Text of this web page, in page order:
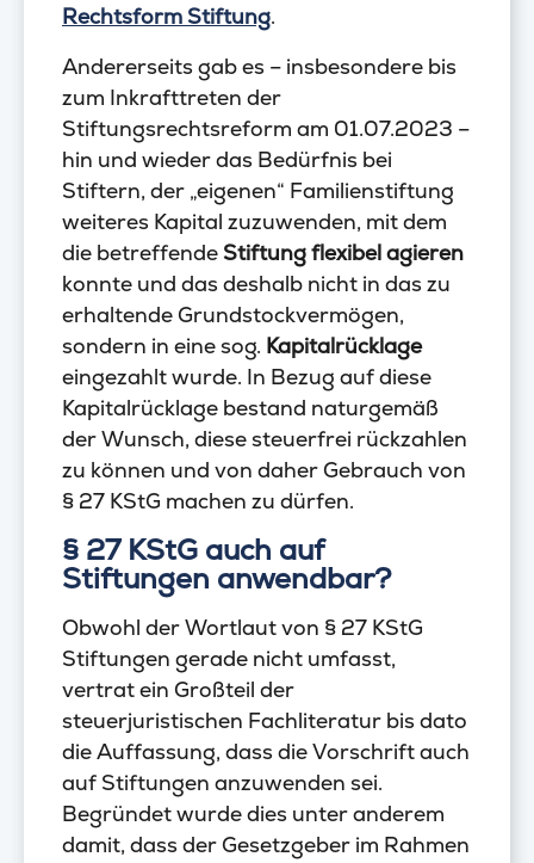
Rechtsform Stiftung.
Andererseits gab es – insbesondere bis
zum Inkrafttreten der
Stiftungsrechtsreform am 01.07.2023 –
hin und wieder das Bedürfnis bei
Stiftern, der „eigenen“ Familienstiftung
weiteres Kapital zuzuwenden, mit dem
die betreffendeStiftung flexibel agieren
konnte und das deshalb nicht in das zu
erhaltende Grundstockvermögen,
sondern in eine sog. Kapitalrücklage
eingezahlt wurde. In Bezug auf diese
Kapitalrücklage bestand naturgemäß
der Wunsch, diese steuerfrei rückzahlen
zu können und von daher Gebrauch von
§ 27 KStG machen zu dürfen.
§ 27 KStG auch auf
Stiftungen anwendbar?
Obwohl der Wortlaut von § 27 KStG
Stiftungen gerade nicht umfasst,
vertrat ein Großteil der
steuerjuristischen Fachliteratur bis dato
die Auffassung, dass die Vorschrift auch
auf Stiftungen anzuwenden sei.
Begründet wurde dies unter anderem
damit, dass der Gesetzgeber im Rahmen